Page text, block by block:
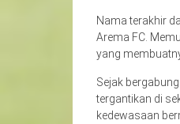
Nama terakhir
Arema FC.
yang
Sejak
tergantikan di
kedewasaan